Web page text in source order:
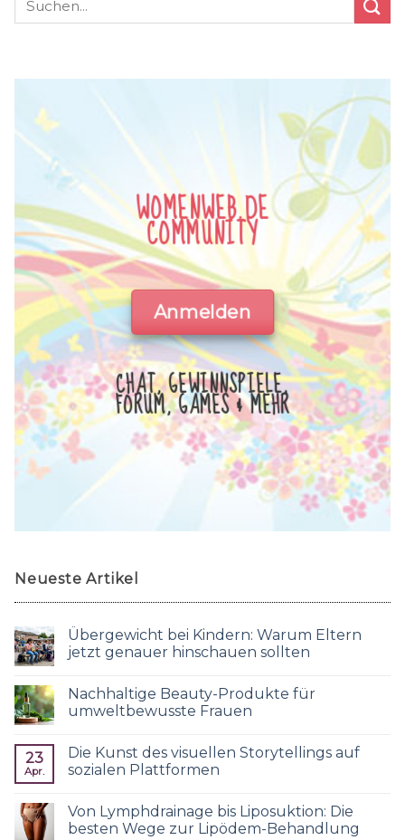
WOMENWEB.DE
COMMUNITY
Anmelden
CHAT, GEWINNSPIELE,
FORUM, GAMES & MEHR
Neueste Artikel
Übergewicht bei Kindern: Warum Eltern
jetzt genauer hinschauen sollten
Nachhaltige Beauty-Produkte für
umweltbewusste Frauen
23
Apr.
Die Kunst des visuellen Storytellings auf
sozialen Plattformen
Von Lymphdrainage bis Liposuktion: Die
besten Wege zur Lipödem-Behandlung